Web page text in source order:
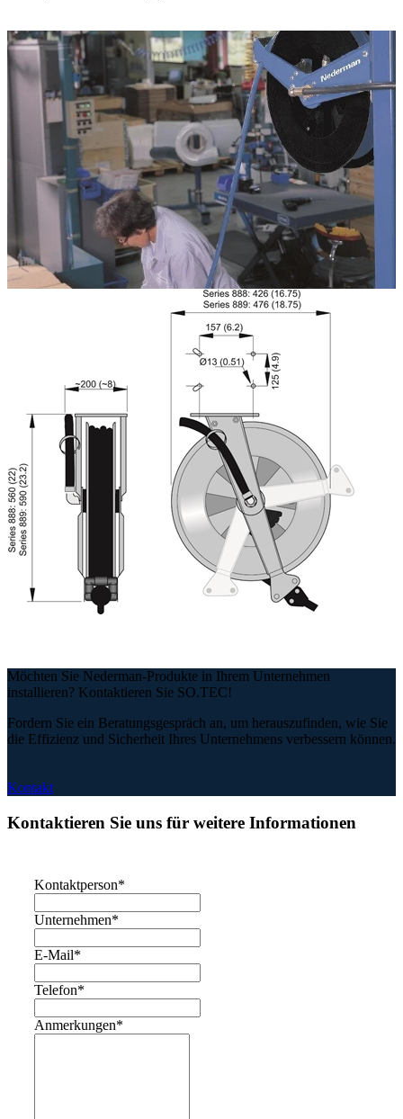
Möchten Sie Nederman-Produkte in Ihrem Unternehmen
installieren? Kontaktieren Sie SO.TEC!
Fordern Sie ein Beratungsgespräch an, um herauszufinden, wie Sie
die Effizienz und Sicherheit Ihres Unternehmens verbessern können.
Kontakt
Kontaktieren Sie uns für weitere Informationen
Kontaktperson*
Unternehmen*
E-Mail*
Telefon*
Anmerkungen*